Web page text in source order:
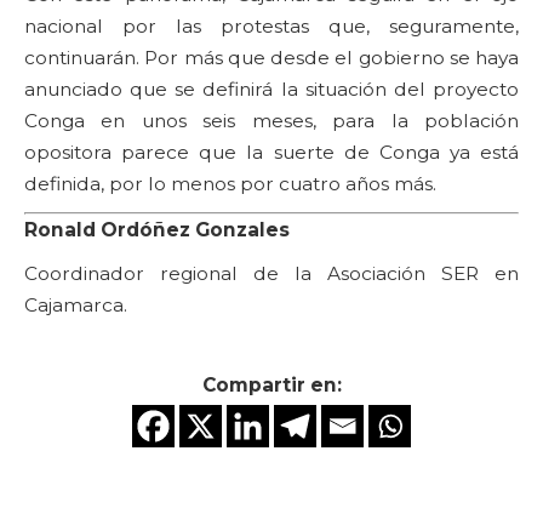
nacional por las protestas que, seguramente,
continuarán. Por más que desde el gobierno se haya
anunciado que se definirá la situación del proyecto
Conga en unos seis meses, para la población
opositora parece que la suerte de Conga ya está
definida, por lo menos por cuatro años más.
Ronald Ordóñez Gonzales
Coordinador regional de la Asociación SER en
Cajamarca.
Compartir en: